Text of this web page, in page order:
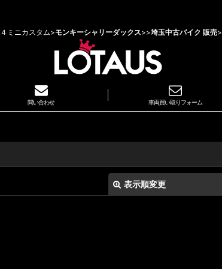
４ミニカスタム>モンキーシャリーダックス>>埼玉中古バイク 販売>
問い合わせ 車両買い取りフォーム
表示順変更